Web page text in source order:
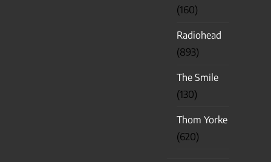
(160)
Radiohead
(893)
The Smile
(130)
Thom Yorke
(620)